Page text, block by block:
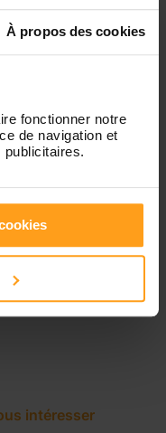
À propos des cookies
fonctionner notre
de navigation et
de 00:00 à 00:00
de 00:00 à 00:00
de 00:00 à 00:00
intéresser